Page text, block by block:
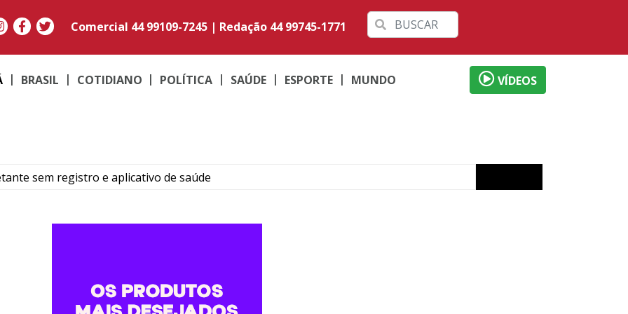
Comercial 44 99109-7245 | Redação 44 99745-1771
BRASIL COTIDIANO POLÍTICA SAÚDE ESPORTE MUNDO VÍDEOS
sem registro e aplicativo de saúde
Futsal tem confronto direto contra o Castro na Série Bronze